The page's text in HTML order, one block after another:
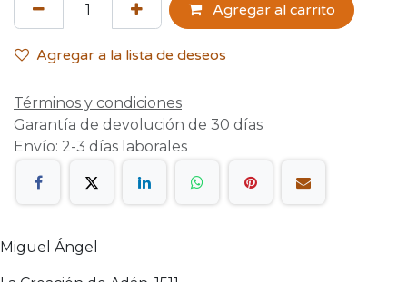
Agregar al carrito
Agregar a la lista de deseos
Términos y condiciones
Garantía de devolución de 30 días
Envío: 2-3 días laborales
Miguel Ángel